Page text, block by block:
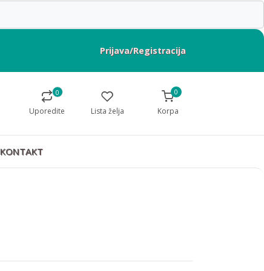
Prijava/Registracija
0
Uporedite Lista želja
0
Korpa
KONTAKT